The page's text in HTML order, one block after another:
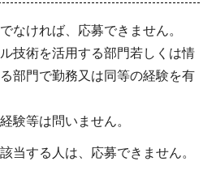
なければ、応募できません。
技術を活用する部門若しくは情
部門で勤務又は同等の経験を有
験等は問いません。
当する人は、応募できません。